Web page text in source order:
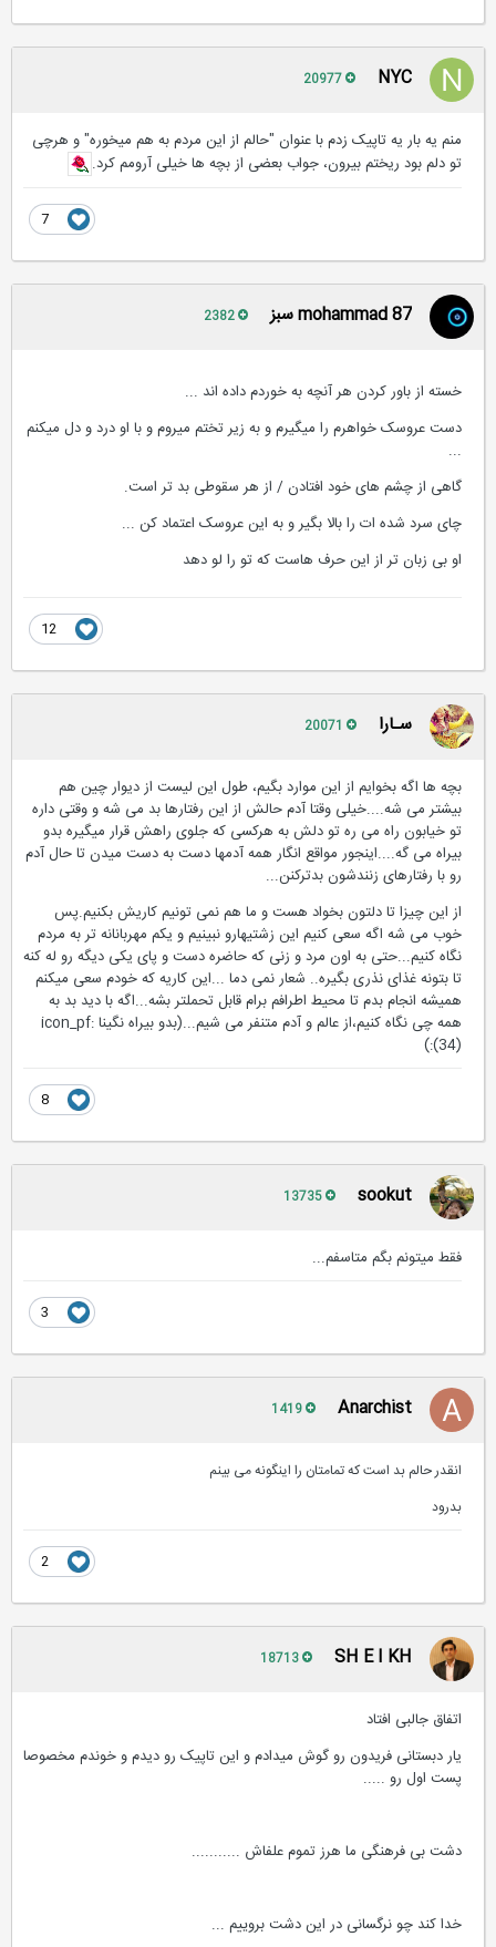
NYC
منم یه بار یه تاپیک زدم با عنوان "حالم از این مردم به هم میخوره" و هرچی
تو دلم بود ریختم بیرون، جواب بعضی از بچه ها خیلی آرومم کرد.
mohammad 87 سبز
خسته از باور کردن هر آنچه به خوردم داده اند ...
دست عروسک خواهرم را میگیرم و به زیر تختم میروم و با او درد و دل میکنم
گاهی از چشم های خود افتادن / از هر سقوطی بد تر است.
چای سرد شده ات را بالا بگیر و به این عروسک اعتماد کن ...
او بی زبان تر از این حرف هاست که تو را لو دهد
سـارا
بچه ها اگه بخوایم از این موارد بگیم، طول این لیست از دیوار چین هم
بیشتر می شه....خیلی وقتا آدم حالش از این رفتارها بد می شه و وقتی داره
تو خیابون راه می ره تو دلش به هرکسی که جلوی راهش قرار میگیره بدو
بیراه می گه....اینجور مواقع انگار همه آدمها دست به دست میدن تا حال آدم
رو با رفتارهای زنندشون بدترکنن...
از این چیزا تا دلتون بخواد هست و ما هم نمی تونیم کاریش بکنیم.پس
خوب می شه اگه سعی کنیم این زشتیهارو نبینیم و یکم مهربانانه تر به مردم
نگاه کنیم...حتی به اون مرد و زنی که حاضره دست و پای یکی دیگه رو له کنه
تا بتونه غذای نذری بگیره.. شعار نمی دما ...این کاریه که خودم سعی میکنم
همیشه انجام بدم تا محیط اطرافم برام قابل تحملتر بشه...اگه با دید بد به
همه چی نگاه کنیم،از عالم و آدم متنفر می شیم...(بدو بیراه نگینا :icon_pf
(34):)
sookut
فقط میتونم بگم متاسفم...
Anarchist
انقدر حالم بد است که تمامتان را اینگونه می بینم
بدرود
SH E I KH
اتفاق جالبی افتاد
یار دبستانی فریدون رو گوش میدادم و این تاپیک رو دیدم و خوندم مخصوصا
پست اول رو .....
دشت بی فرهنگی ما هرز تموم علفاش ...........
خدا کند چو نرگسانی در این دشت بروییم ...